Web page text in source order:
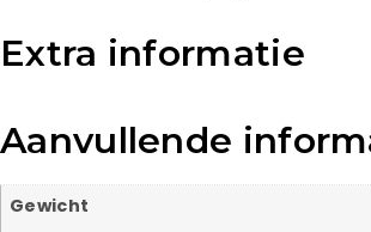
Extra informatie
Aanvullende
Gewicht